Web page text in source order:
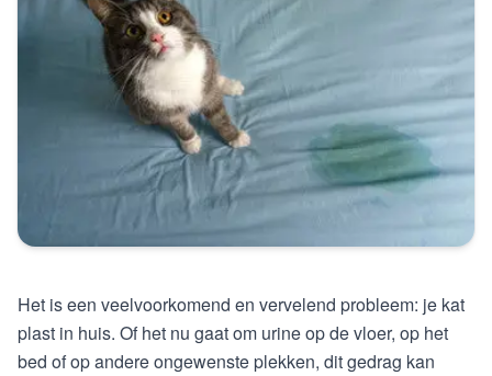
Het is een veelvoorkomend en vervelend probleem: je kat
plast in huis. Of het nu gaat om urine op de vloer, op het
bed of op andere ongewenste plekken, dit gedrag kan